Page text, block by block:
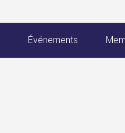
Événements